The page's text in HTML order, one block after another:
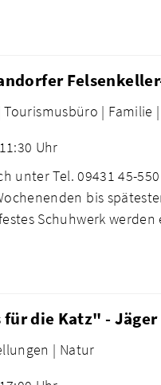
Tourismusbüro | Familie |
Uhr
unter Tel. 09431 45-
bis
Schuhwerk
die Katz" -
| Natur